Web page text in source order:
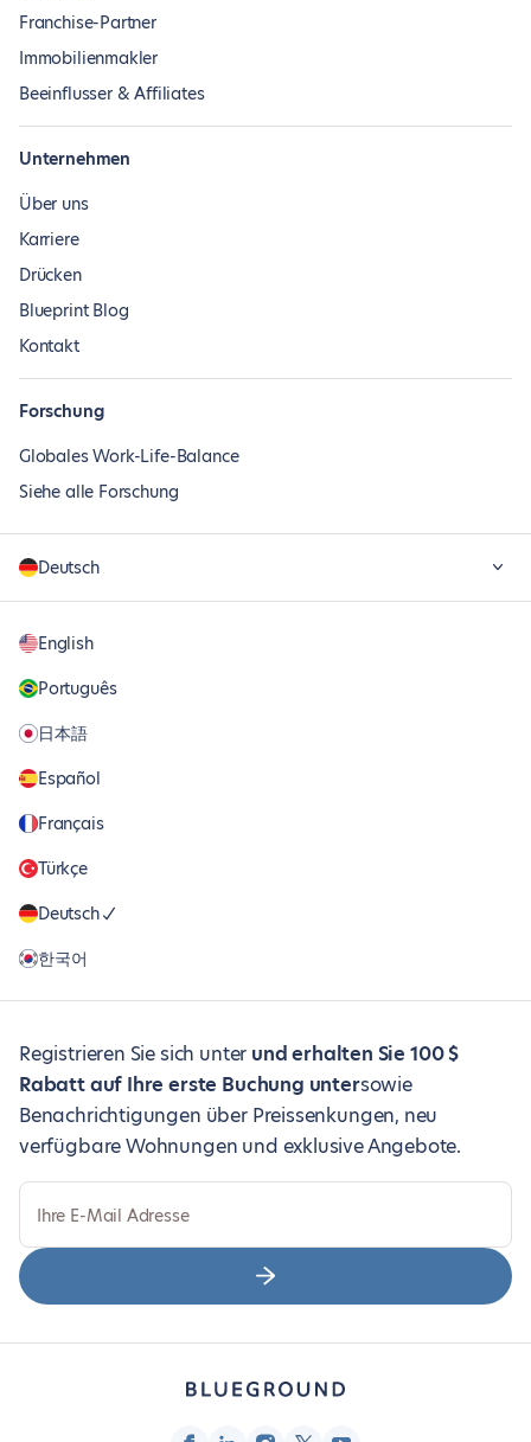
Franchise-Partner
Immobilienmakler
Beeinflusser & Affiliates
Unternehmen
Über uns
Karriere
Drücken
Blueprint Blog
Kontakt
Forschung
Globales Work-Life-Balance
Siehe alle Forschung
Deutsch
English
Português
日本語
Español
Français
Türkçe
Deutsch
한국어
Registrieren Sie sich unter und erhalten Sie 100 $
Rabatt auf Ihre erste Buchung untersowie
Benachrichtigungen über Preissenkungen, neu
verfügbare Wohnungen und exklusive Angebote.
Ihre E-Mail Adresse